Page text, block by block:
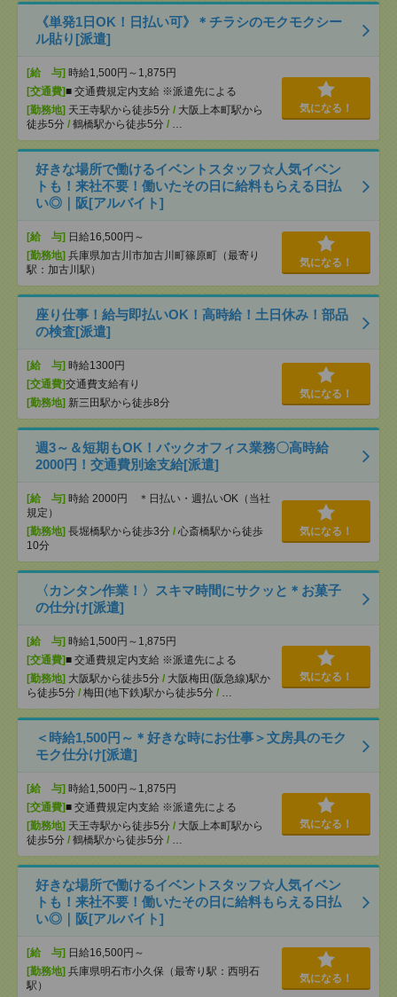
《単発1日OK！日払い可》＊チラシのモクモクシー
ル貼り[派遣]
[給 与] 時給1,500円～1,875円
[交通費]■ 交通費規定内支給 ※派遣先による
[勤務地] 天王寺駅から徒歩5分 / 大阪上本町駅から
徒歩5分 / 鶴橋駅から徒歩5分 / …
気になる！
好きな場所で働けるイベントスタッフ☆人気イベン
トも！来社不要！働いたその日に給料もらえる日払
い◎｜阪[アルバイト]
[給 与] 日給16,500円～
[勤務地] 兵庫県加古川市加古川町篠原町（最寄り
駅：加古川駅）
気になる！
座り仕事！給与即払いOK！高時給！土日休み！部品
の検査[派遣]
[給 与] 時給1300円
[交通費]交通費支給有り
[勤務地] 新三田駅から徒歩8分
気になる！
週3～＆短期もOK！バックオフィス業務〇高時給
2000円！交通費別途支給[派遣]
[給 与] 時給 2000円 ＊日払い・週払いOK（当社
規定）
[勤務地] 長堀橋駅から徒歩3分 / 心斎橋駅から徒歩
10分
気になる！
〈カンタン作業！〉スキマ時間にサクッと＊お菓子
の仕分け[派遣]
[給 与] 時給1,500円～1,875円
[交通費]■ 交通費規定内支給 ※派遣先による
[勤務地] 大阪駅から徒歩5分 / 大阪梅田(阪急線)駅か
ら徒歩5分 / 梅田(地下鉄)駅から徒歩5分 / …
気になる！
＜時給1,500円～＊好きな時にお仕事＞文房具のモク
モク仕分け[派遣]
[給 与] 時給1,500円～1,875円
[交通費]■ 交通費規定内支給 ※派遣先による
[勤務地] 天王寺駅から徒歩5分 / 大阪上本町駅から
徒歩5分 / 鶴橋駅から徒歩5分 / …
気になる！
好きな場所で働けるイベントスタッフ☆人気イベン
トも！来社不要！働いたその日に給料もらえる日払
い◎｜阪[アルバイト]
[給 与] 日給16,500円～
[勤務地] 兵庫県明石市小久保（最寄り駅：西明石
駅）
気になる！